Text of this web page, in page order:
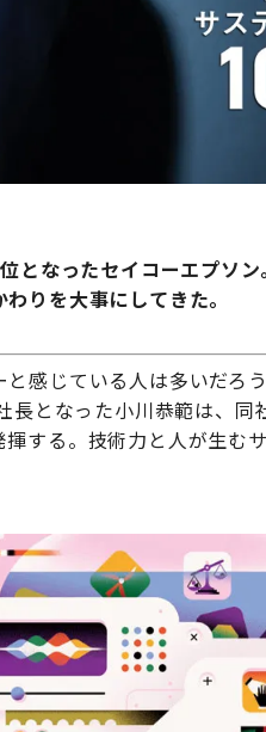
となったセイコーエプソン
りを大事にしてきた。
感じている人は多いだろ
となった小川恭範は、同
する。技術力と人が生む